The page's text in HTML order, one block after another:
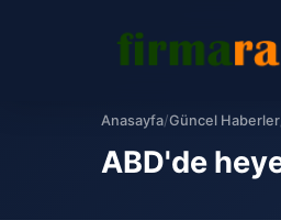
Anasayfa/Güncel Haberler
ABD'de